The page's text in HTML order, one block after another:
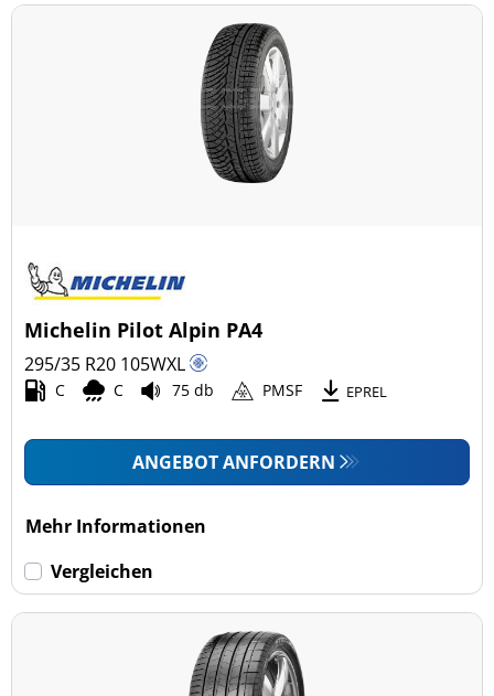
Michelin Pilot Alpin PA4
295/35 R20 105WXL
C C 75 db PMSF EPREL
ANGEBOT ANFORDERN
Mehr Informationen
Vergleichen